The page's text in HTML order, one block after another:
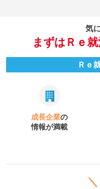
気
まずはＲｅ
Ｒｅ
成長企業の
情報が満載
＼